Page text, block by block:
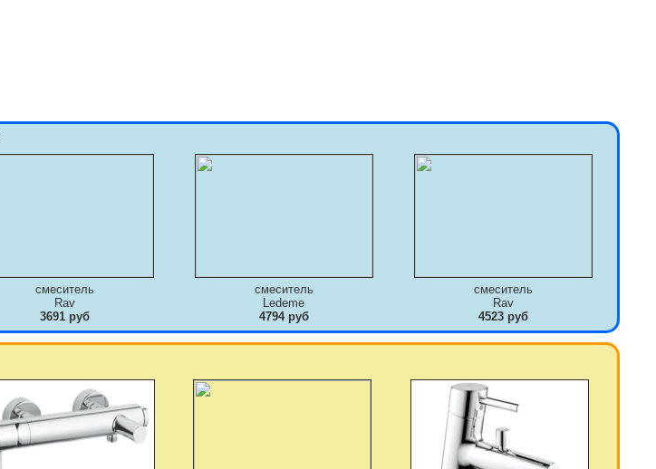
смеситель
Rav
3691 руб
смеситель
Ledeme
4794 руб
смеситель
Rav
4523 руб